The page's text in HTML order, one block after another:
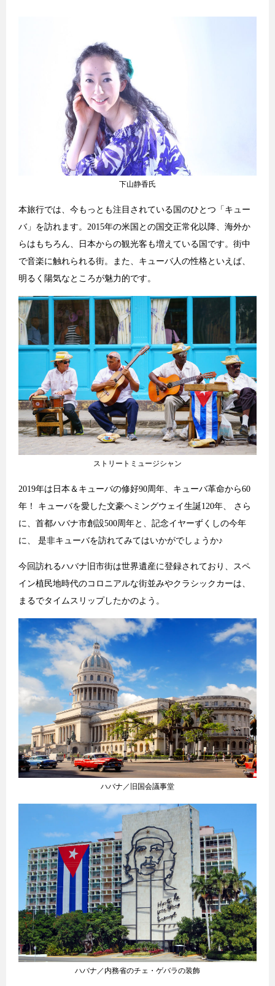
下山静香氏
本旅行では、今もっとも注目されている国のひとつ「キュー
バ」を訪れます。2015年の米国との国交正常化以降、海外か
らはもちろん、日本からの観光客も増えている国です。街中
で音楽に触れられる街。また、キューバ人の性格といえば、
明るく陽気なところが魅力的です。
ストリートミュージシャン
2019年は日本＆キューバの修好90周年、キューバ革命から60
年！ キューバを愛した文豪ヘミングウェイ生誕120年、 さら
に、首都ハバナ市創設500周年と、記念イヤーずくしの今年
に、 是非キューバを訪れてみてはいかがでしょうか♪
今回訪れるハバナ旧市街は世界遺産に登録されており、スペ
イン植民地時代のコロニアルな街並みやクラシックカーは、
まるでタイムスリップしたかのよう。
ハバナ／旧国会議事堂
ハバナ／内務省のチェ・ゲバラの装飾